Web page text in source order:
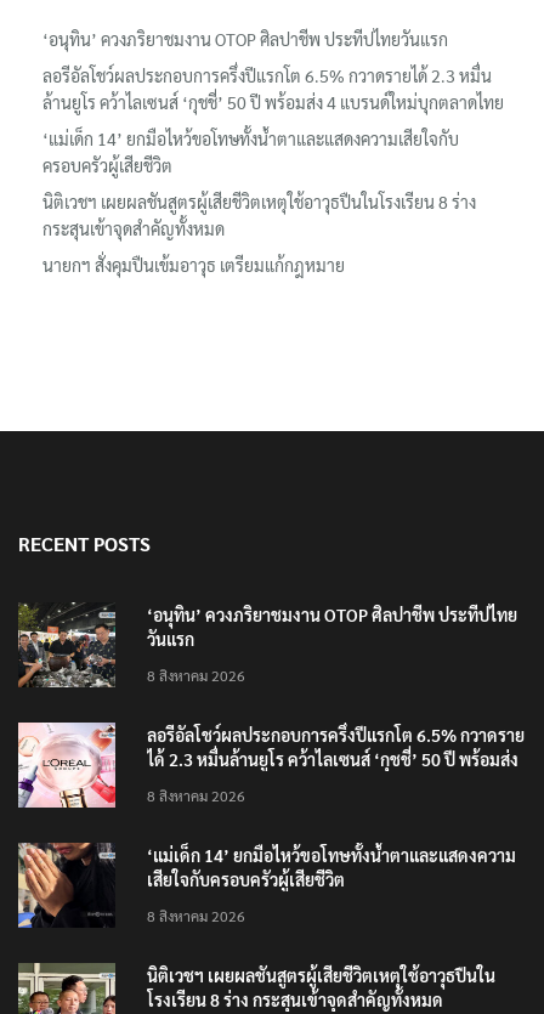
‘อนุทิน’ ควงภริยาชมงาน OTOP ศิลปาชีพ ประทีปไทยวันแรก
ลอรีอัลโชว์ผลประกอบการครึ่งปีแรกโต 6.5% กวาดรายได้ 2.3 หมื่น
ล้านยูโร คว้าไลเซนส์ ‘กุชชี่’ 50 ปี พร้อมส่ง 4 แบรนด์ใหม่บุกตลาดไทย
‘แม่เด็ก 14’ ยกมือไหว้ขอโทษทั้งน้ำตาและแสดงความเสียใจกับ
ครอบครัวผู้เสียชีวิต
นิติเวชฯ เผยผลชันสูตรผู้เสียชีวิตเหตุใช้อาวุธปืนในโรงเรียน 8 ร่าง
กระสุนเข้าจุดสำคัญทั้งหมด
นายกฯ สั่งคุมปืนเข้มอาวุธ เตรียมแก้กฎหมาย
RECENT POSTS
‘อนุทิน’ ควงภริยาชมงาน OTOP ศิลปาชีพ ประทีปไทย
วันแรก
8 สิงหาคม 2026
ลอรีอัลโชว์ผลประกอบการครึ่งปีแรกโต 6.5% กวาดราย
ได้ 2.3 หมื่นล้านยูโร คว้าไลเซนส์ ‘กุชชี่’ 50 ปี พร้อมส่ง
8 สิงหาคม 2026
‘แม่เด็ก 14’ ยกมือไหว้ขอโทษทั้งน้ำตาและแสดงความ
เสียใจกับครอบครัวผู้เสียชีวิต
8 สิงหาคม 2026
นิติเวชฯ เผยผลชันสูตรผู้เสียชีวิตเหตุใช้อาวุธปืนใน
โรงเรียน 8 ร่าง กระสุนเข้าจุดสำคัญทั้งหมด